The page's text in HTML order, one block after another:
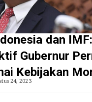
dan IMF:
Gubernur
Kebijakan
24, 2023